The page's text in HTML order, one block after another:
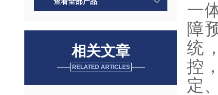
相关文章
RELATED ARTICLES
一
障
统
控
定